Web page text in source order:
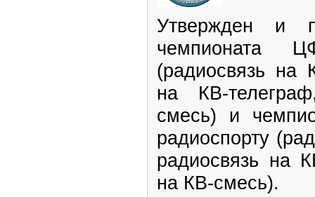
Утвержден и
чемпионата
(радиосвязь на
на КВ-
смесь) и
радиоспорту
радиосвязь на
на КВ-смесь).